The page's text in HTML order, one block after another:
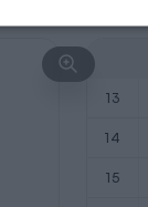
13
14
15